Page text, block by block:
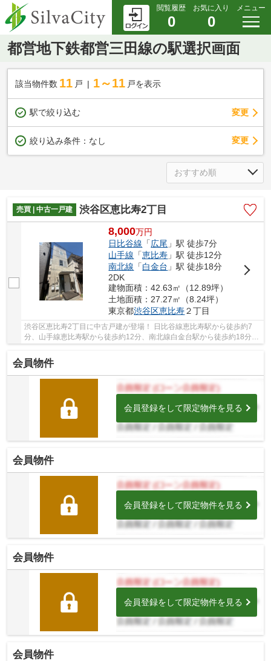
閲覧履歴
0
お気に入り
0
メニュー
都営地下鉄都営三田線の駅選択画面
該当物件数 11 戸 1～11 戸を表示
駅で絞り込む 変更
絞り込み条件： なし 変更
売買 | 中古一戸建 渋谷区恵比寿2丁目
8,000万円
日比谷線 「広尾 」駅 徒歩7分
山手線 「恵比寿 」駅 徒歩12分
南北線 「白金台 」駅 徒歩18分
2DK
建物面積：42.63㎡（12.89坪）
土地面積：27.27㎡（8.24坪）
東京都渋谷区恵比寿２丁目
渋谷区恵比寿2丁目に中古戸建が登場！ 日比谷線恵比寿駅から徒歩約7
分、山手線恵比寿駅から徒歩約12分、南北線白金台駅から徒歩約18分。
会員物件
会員登録をして限定物件を見る
会員物件
会員登録をして限定物件を見る
会員物件
会員登録をして限定物件を見る
会員物件